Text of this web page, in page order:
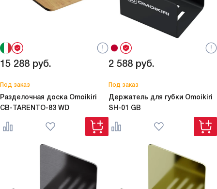
15 288 руб.
Под заказ
Разделочная доска Omoikiri
CB-TARENTO-83 WD
2 588 руб.
Под заказ
Держатель для губки Omoikiri
SH-01 GB